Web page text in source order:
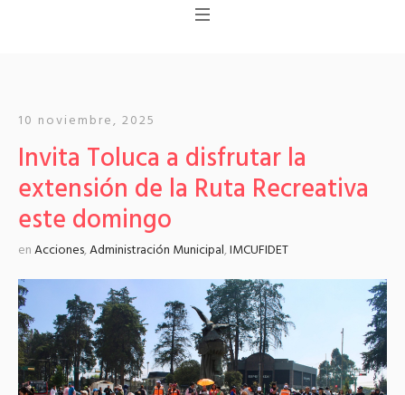
10 noviembre, 2025
Invita Toluca a disfrutar la
extensión de la Ruta Recreativa
este domingo
enAcciones,Administración Municipal,IMCUFIDET